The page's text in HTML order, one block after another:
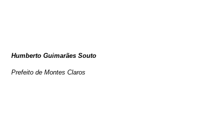
Humberto Guimarães Souto
Prefeito de Montes Claros